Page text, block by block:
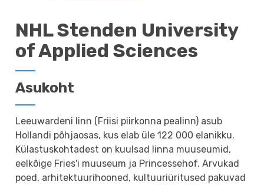
NHL Stenden University
of Applied Sciences
Asukoht
Leeuwardeni linn (Friisi piirkonna pealinn) asub
Hollandi põhjaosas, kus elab üle 122 000 elanikku.
Külastuskohtadest on kuulsad linna muuseumid,
eelkõige Fries'i muuseum ja Princessehof. Arvukad
poed, arhitektuurihooned, kultuuriüritused pakuvad